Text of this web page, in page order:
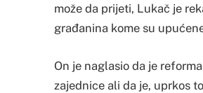
može da prijeti, Lukač je
građanina kome su
On je naglasio da je
zajednice ali da je, uprkos